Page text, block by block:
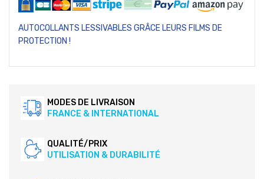
AUTOCOLLANTS LESSIVABLES GRÂCE LEURS FILMS DE
PROTECTION !
MODES DE LIVRAISON
FRANCE & INTERNATIONAL
QUALITÉ/PRIX
UTILISATION & DURABILITÉ